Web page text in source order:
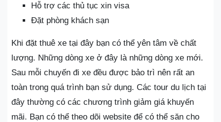
Hỗ trợ các thủ tục xin visa
Đặt phòng khách sạn
Khi đặt thuê xe tại đây bạn có thể yên tâm về chất
lượng. Những dòng xe ở đây là những dòng xe mới.
Sau mỗi chuyến đi xe đều được bảo trì nên rất an
toàn trong quá trình bạn sử dụng. Các tour du lịch tại
đây thường có các chương trình giảm giá khuyến
mãi. Bạn có thể theo dõi website để có thể săn cho